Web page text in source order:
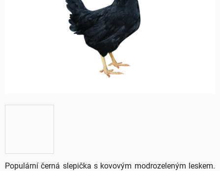
Populární černá slepička s kovovým modrozeleným leskem.